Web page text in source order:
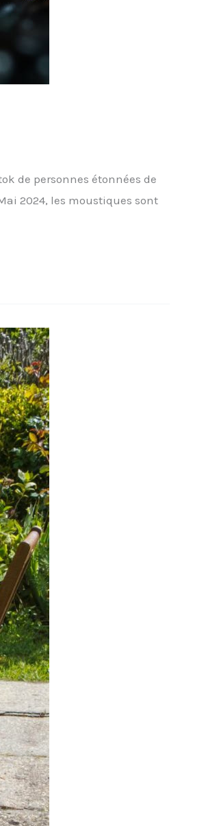
de personnes étonnées de
2024, les moustiques sont